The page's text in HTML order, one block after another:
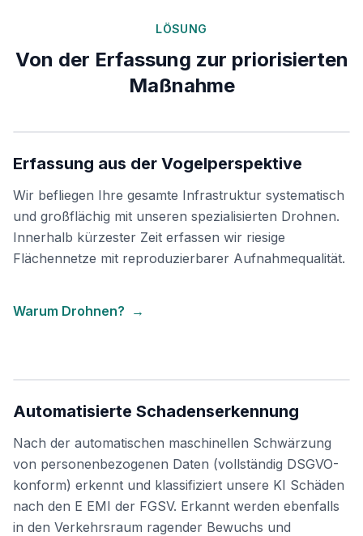
LÖSUNG
Von der Erfassung zur priorisierten
Maßnahme
Erfassung aus der Vogelperspektive
Wir befliegen Ihre gesamte Infrastruktur systematisch
und großflächig mit unseren spezialisierten Drohnen.
Innerhalb kürzester Zeit erfassen wir riesige
Flächennetze mit reproduzierbarer Aufnahmequalität.
Warum Drohnen? →
Automatisierte Schadenserkennung
Nach der automatischen maschinellen Schwärzung
von personenbezogenen Daten (vollständig DSGVO-
konform) erkennt und klassifiziert unsere KI Schäden
nach den E EMI der FGSV. Erkannt werden ebenfalls
in den Verkehrsraum ragender Bewuchs und